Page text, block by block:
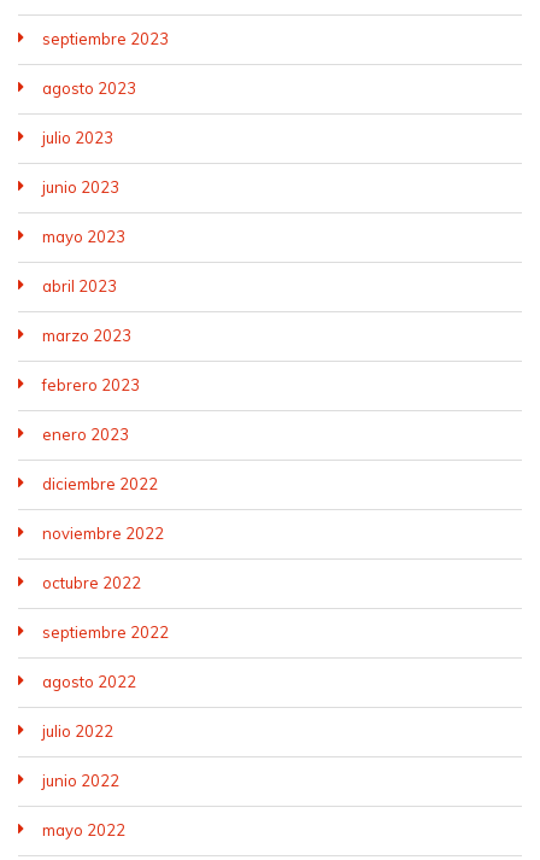
septiembre 2023
agosto 2023
julio 2023
junio 2023
mayo 2023
abril 2023
marzo 2023
febrero 2023
enero 2023
diciembre 2022
noviembre 2022
octubre 2022
septiembre 2022
agosto 2022
julio 2022
junio 2022
mayo 2022